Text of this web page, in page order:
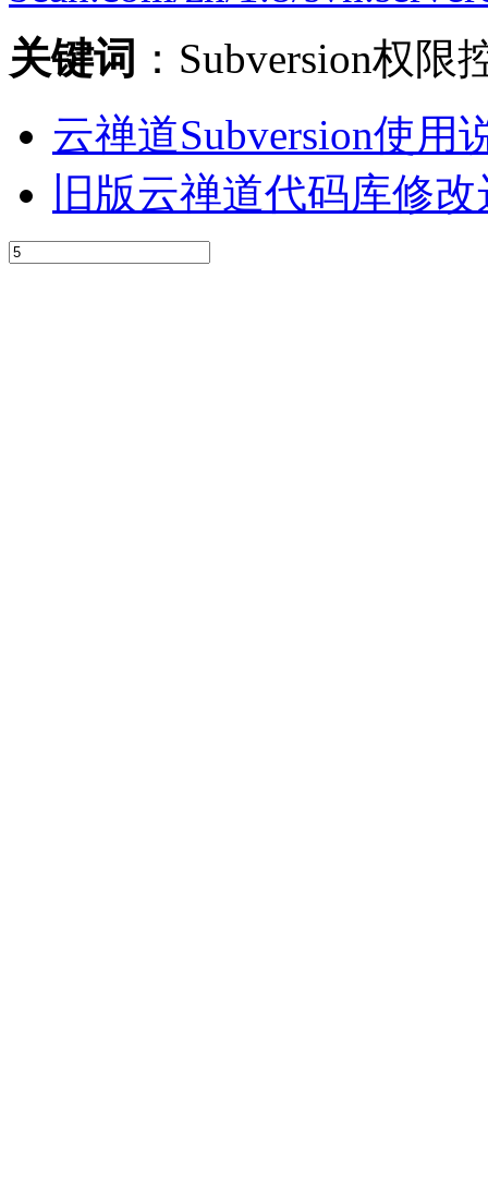
关键词 ：Subversion权
云禅道Subversion使用
旧版云禅道代码库修